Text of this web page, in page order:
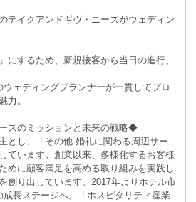
テイクアンドギヴ・ニーズがウェディン
にするため、新規接客から当日の進行、
ェディングプランナーが一貫してプロ
力。
ズのミッションと未来の戦略◆
とし、「その他 婚礼に関わる周辺サー
ています。創業以来、多様化するお客様
めに顧客満足を高める取り組みを実践し
創り出しています。2017年よりホテル市
長ステージへ。「ホスピタリティ産業